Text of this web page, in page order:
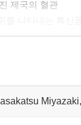
제국의 혈관
영과 몽골 제국